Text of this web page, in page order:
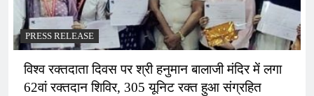
PRESS RELEASE
विश्व रक्तदाता दिवस पर श्री हनुमान बालाजी मंदिर में लगा
62वां रक्तदान शिविर, 305 यूनिट रक्त हुआ संग्रहित